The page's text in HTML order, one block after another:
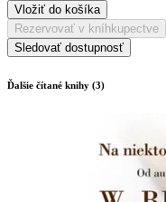
Vložiť do košíka
Rezervovať v kníhkupectve
Sledovať dostupnosť
Ďalšie čítané knihy (3)